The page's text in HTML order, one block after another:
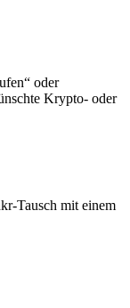
oder
Krypto- oder
Tausch mit einem